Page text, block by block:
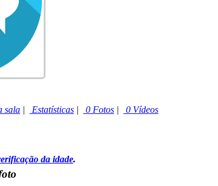
sala | Estatísticas | 0 Fotos | 0 Vídeos
da idade.